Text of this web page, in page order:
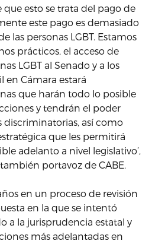
que esto se trata del pago de
este pago es demasiado
las personas LGBT. Estamos
prácticos, el acceso de
LGBT al Senado y a los
en Cámara estará
que harán todo lo posible
y tendrán el poder
así como
que les permitirá
adelanto a nivel legislativo’,
portavoz de CABE.
en un proceso de revisión
en la que se intentó
a la jurisprudencia estatal y
más adelantadas en